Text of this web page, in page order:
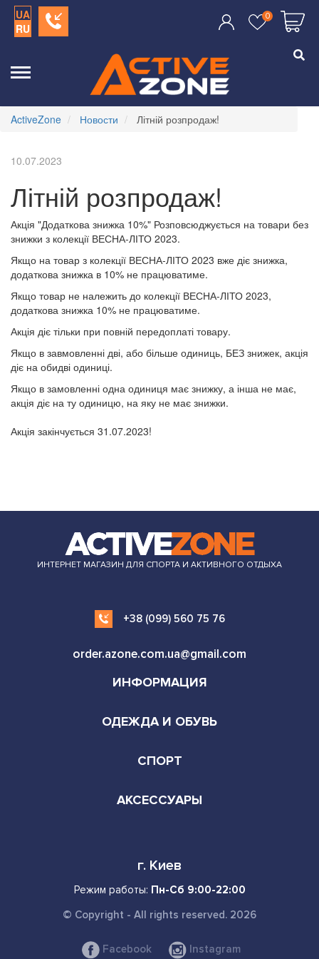
0
UA
RU
ActiveZone Новости Літній розпродаж!
10.07.2023
Літній розпродаж!
Акція "Додаткова знижка 10%" Розповсюджується на товари без
знижки з колекції ВЕСНА-ЛІТО 2023.
Якщо на товар з колекції ВЕСНА-ЛІТО 2023 вже діє знижка,
додаткова знижка в 10% не працюватиме.
Якщо товар не належить до колекції ВЕСНА-ЛІТО 2023,
додаткова знижка 10% не працюватиме.
Акція діє тільки при повній передоплаті товару.
Якщо в завмовленні дві, або більше одиниць, БЕЗ знижек, акція
діє на обидві одиниці.
Якщо в замовленні одна одиниця має знижку, а інша не має,
акція діє на ту одиницю, на яку не має знижки.
Акція закінчується 31.07.2023!
ИНТЕРНЕТ МАГАЗИН ДЛЯ СПОРТА И АКТИВНОГО ОТДЫХА
+38 (099) 560 75 76
order.azone.com.ua@gmail.com
ИНФОРМАЦИЯ
ОДЕЖДА И ОБУВЬ
СПОРТ
АКСЕССУАРЫ
г. Киев
Режим работы: Пн-Сб 9:00-22:00
© Copyright - All rights reserved. 2026
Facebook Instagram